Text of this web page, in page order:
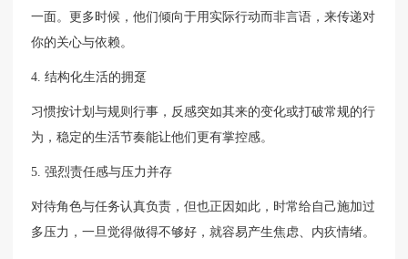
一面。更多时候，他们倾向于用实际行动而非言语，来传递对
你的关心与依赖。
4. 结构化生活的拥趸
习惯按计划与规则行事，反感突如其来的变化或打破常规的行
为，稳定的生活节奏能让他们更有掌控感。
5. 强烈责任感与压力并存
对待角色与任务认真负责，但也正因如此，时常给自己施加过
多压力，一旦觉得做得不够好，就容易产生焦虑、内疚情绪。